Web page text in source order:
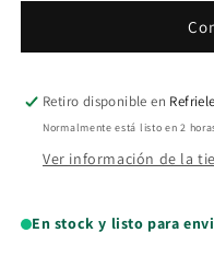
FJM
BTU/hr
AJ068TXJ2KH/EA
FJM
BTU/hr
Retiro disponible en
Normalmente está listo en 2
Ver información de la
En stock y listo para